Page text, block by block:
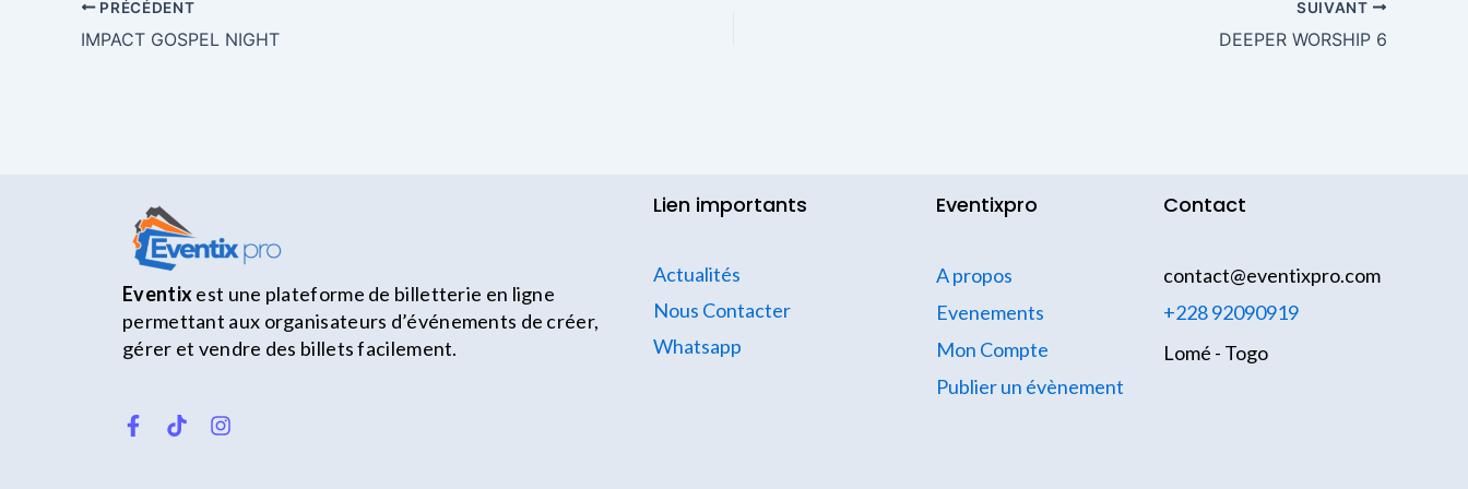
PRÉCÉDENT
IMPACT GOSPEL NIGHT
SUIVANT
DEEPER WORSHIP 6
Eventixest une plateforme de billetterie en ligne
permettant aux organisateurs d’événements de créer,
gérer et vendre des billets facilement.
F
a
T
i
I
n
Lien importants
Actualités
Nous Contacter
Whatsapp
Eventixpro
A propos
Evenements
Mon Compte
Publier un évènement
Contact
contact@eventixpro.com
+228 92090919
Lomé - Togo